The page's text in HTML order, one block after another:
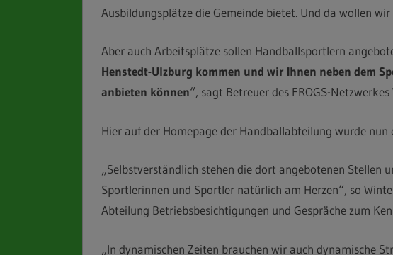
Ausbildungsplätze die Gemeinde bietet. Und da wollen
Aber auch Arbeitsplätze sollen Handballsportlern
Henstedt-Ulzburg kommen und wir Ihnen neben dem
anbieten können“, sagt Betreuer des FROGS-
Hier auf der Homepage der Handballabteilung wurde nun
„Selbstverständlich stehen die dort angebotenen Stellen
Sportlerinnen und Sportler natürlich am Herzen“, so
Abteilung Betriebsbesichtigungen und Gespräche zum
„In dynamischen Zeiten brauchen wir auch dynamische